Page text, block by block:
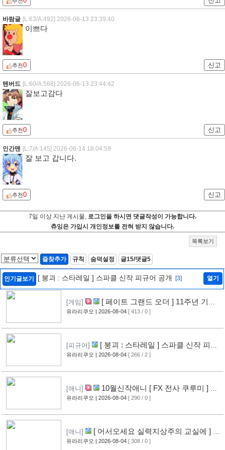
바람글 [L:63/A:492] 2026-06-13 23:39:40
이쁘다
추천0 신고
텐버드 [L:60/A:568] 2026-06-13 23:44:42
잘보고감다
추천0 신고
인간맨 [L:7/A:145] 2026-06-14 18:04:59
잘 보고 갑니다.
추천0 신고
7일 이상 지난 게시물, 로그인을 하시면 댓글작성이 가능합니다.
츄잉은 가입시 개인정보를 전혀 받지 않습니다.
목록보기
즐찾추가 규칙 숨덕설정 글15/댓글5
인기글보기 [ 붕괴 : 스타레일 ] 스파클 신작 피규어 공개 [3] 열기
[게임]
[ 페이트 그랜드 오더 ] 11주년 기념
영상 공개
[6]
유라리쿠오 | 2026-08-04 [ 413 / 0 ]
[피규어]
[ 붕괴 : 스타레일 ] 스파클 신작 피규
어 공개
[3]
유라리쿠오 | 2026-08-04 [ 266 / 2 ]
[애니]
10월신작애니 [ FX 전사 쿠루미 ] PV
영상 공개
[5]
유라리쿠오 | 2026-08-04 [ 290 / 0 ]
[애니]
[ 어서오세요 실력지상주의 교실에 ] 블
루레이 VOL.2 표지 공개 [6]
유라리쿠오 | 2026-08-04 [ 308 / 0 ]